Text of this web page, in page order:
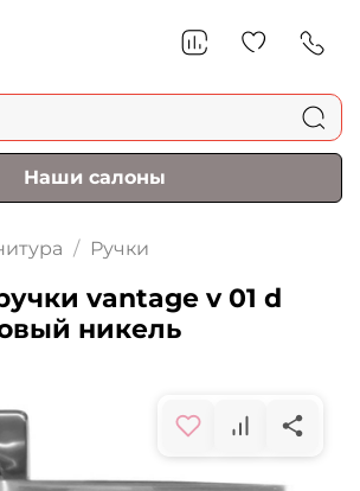
Наши салоны
Ручки
vantage v 01 d
никель